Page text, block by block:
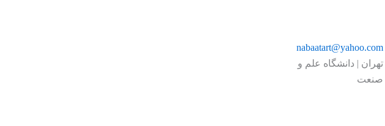
nabaatart@yahoo.com
تهران | دانشگاه علم و
صنعت